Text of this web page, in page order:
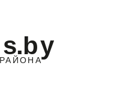
РАЙОНА
s.by